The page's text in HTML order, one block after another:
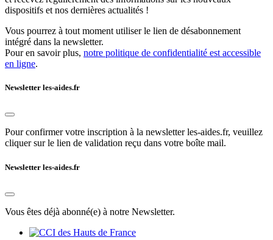
dispositifs et nos dernières actualités !
Vous pourrez à tout moment utiliser le lien de désabonnement
intégré dans la newsletter.
Pour en savoir plus, notre politique de confidentialité est accessible
en ligne.
Newsletter les-aides.fr
Pour confirmer votre inscription à la newsletter les-aides.fr, veuillez
cliquer sur le lien de validation reçu dans votre boîte mail.
Newsletter les-aides.fr
Vous êtes déjà abonné(e) à notre Newsletter.